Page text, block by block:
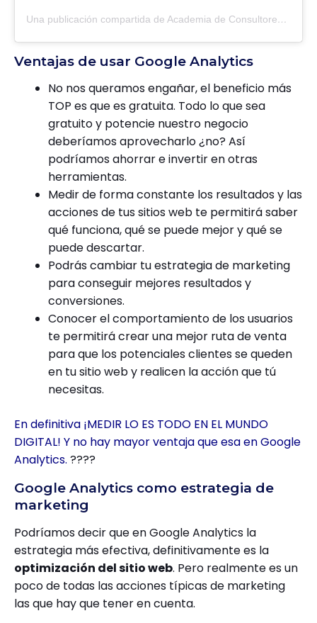
Una publicación compartida de Academia de Consultores (@adc_consultores)
Ventajas de usar Google Analytics
No nos queramos engañar, el beneficio más
TOP es que es gratuita. Todo lo que sea
gratuito y potencie nuestro negocio
deberíamos aprovecharlo ¿no? Así
podríamos ahorrar e invertir en otras
herramientas.
Medir de forma constante los resultados y las
acciones de tus sitios web te permitirá saber
qué funciona, qué se puede mejor y qué se
puede descartar.
Podrás cambiar tu estrategia de marketing
para conseguir mejores resultados y
conversiones.
Conocer el comportamiento de los usuarios
te permitirá crear una mejor ruta de venta
para que los potenciales clientes se queden
en tu sitio web y realicen la acción que tú
necesitas.
En definitiva ¡MEDIR LO ES TODO EN EL MUNDO
DIGITAL! Y no hay mayor ventaja que esa en Google
Analytics. ????
Google Analytics como estrategia de
marketing
Podríamos decir que en Google Analytics la
estrategia más efectiva, definitivamente es la
optimización del sitio web. Pero realmente es un
poco de todas las acciones típicas de marketing
las que hay que tener en cuenta.